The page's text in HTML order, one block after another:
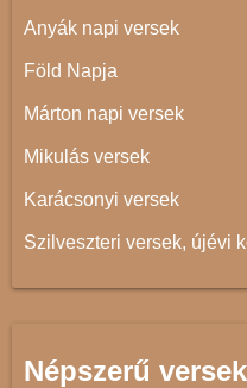
Anyák napi versek
Föld Napja
Márton napi versek
Mikulás versek
Karácsonyi versek
Szilveszteri versek, újévi
Népszerű versek